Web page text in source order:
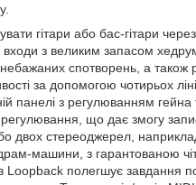
гітари або бас-гітари
входи з великим запасом
небажаних спотворень, а також
за допомогою чотирьох
панелі з регулюванням гейна
регулювання, що дає змогу
двох стереоджерел,
машини, з гарантованою
Loopback полегшує завдання